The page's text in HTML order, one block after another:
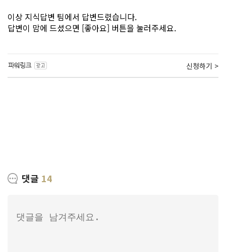
이상 지식답변 팀에서 답변드렸습니다.
답변이 맘에 드셨으면 [좋아요] 버튼을 눌러주세요.
신청하기 >
댓글 14